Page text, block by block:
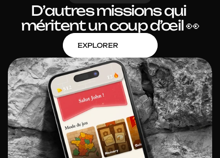
D’autres missions qui
méritent un coup d’œil 👀
EXPLORER